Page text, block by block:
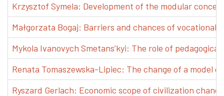
Krzysztof Symela: Development of the modular
Małgorzata Bogaj: Barriers and chances of vocational
Mykola Ivanovych Smetans’kyi: The role of
Renata Tomaszewska-Lipiec: The change of a model
Ryszard Gerlach: Economic scope of civilization